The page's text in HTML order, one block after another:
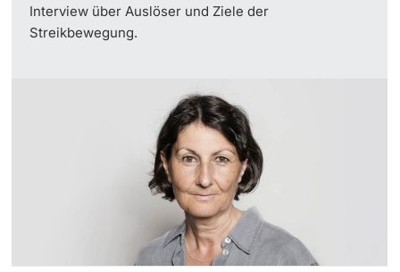
Interview über Auslöser und Ziele der
Streikbewegung.